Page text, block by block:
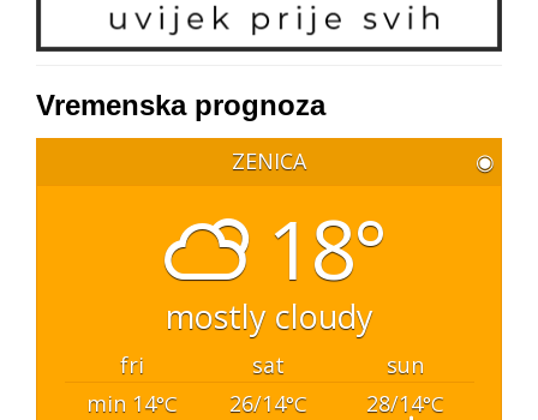
Vremenska prognoza
ZENICA ◉
18°
mostly cloudy
fri sat
sun
min 14°C 26/14°C 28/14°C